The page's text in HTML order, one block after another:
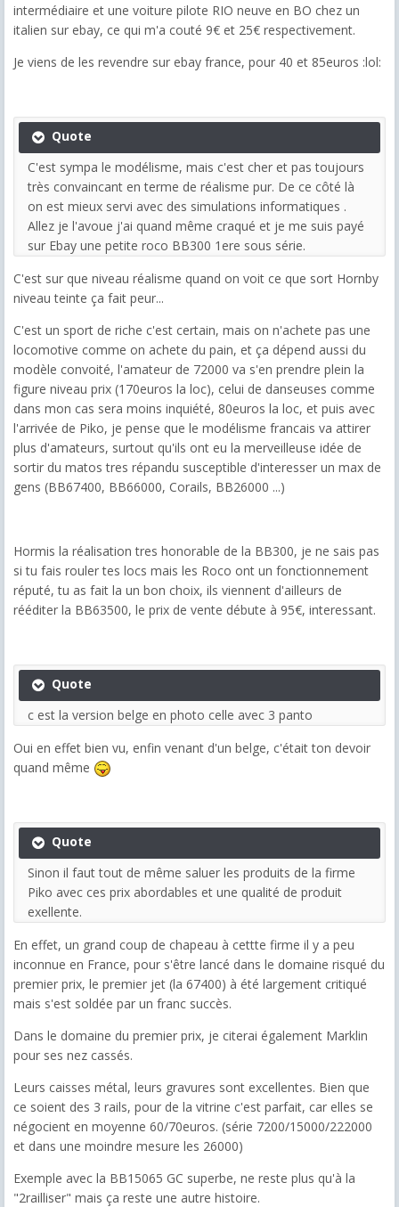
intermédiaire et une voiture pilote RIO neuve en BO chez un
italien sur ebay, ce qui m'a couté 9€ et 25€ respectivement.
Je viens de les revendre sur ebay france, pour 40 et 85euros :lol:
Quote
C'est sympa le modélisme, mais c'est cher et pas toujours
très convaincant en terme de réalisme pur. De ce côté là
on est mieux servi avec des simulations informatiques .
Allez je l'avoue j'ai quand même craqué et je me suis payé
sur Ebay une petite roco BB300 1ere sous série.
C'est sur que niveau réalisme quand on voit ce que sort Hornby
niveau teinte ça fait peur...
C'est un sport de riche c'est certain, mais on n'achete pas une
locomotive comme on achete du pain, et ça dépend aussi du
modèle convoité, l'amateur de 72000 va s'en prendre plein la
figure niveau prix (170euros la loc), celui de danseuses comme
dans mon cas sera moins inquiété, 80euros la loc, et puis avec
l'arrivée de Piko, je pense que le modélisme francais va attirer
plus d'amateurs, surtout qu'ils ont eu la merveilleuse idée de
sortir du matos tres répandu susceptible d'interesser un max de
gens (BB67400, BB66000, Corails, BB26000 ...)
Hormis la réalisation tres honorable de la BB300, je ne sais pas
si tu fais rouler tes locs mais les Roco ont un fonctionnement
réputé, tu as fait la un bon choix, ils viennent d'ailleurs de
rééditer la BB63500, le prix de vente débute à 95€, interessant.
Quote
c est la version belge en photo celle avec 3 panto
Oui en effet bien vu, enfin venant d'un belge, c'était ton devoir
quand même
Quote
Sinon il faut tout de même saluer les produits de la firme
Piko avec ces prix abordables et une qualité de produit
exellente.
En effet, un grand coup de chapeau à cettte firme il y a peu
inconnue en France, pour s'être lancé dans le domaine risqué du
premier prix, le premier jet (la 67400) à été largement critiqué
mais s'est soldée par un franc succès.
Dans le domaine du premier prix, je citerai également Marklin
pour ses nez cassés.
Leurs caisses métal, leurs gravures sont excellentes. Bien que
ce soient des 3 rails, pour de la vitrine c'est parfait, car elles se
négocient en moyenne 60/70euros. (série 7200/15000/222000
et dans une moindre mesure les 26000)
Exemple avec la BB15065 GC superbe, ne reste plus qu'à la
"2railliser" mais ça reste une autre histoire.